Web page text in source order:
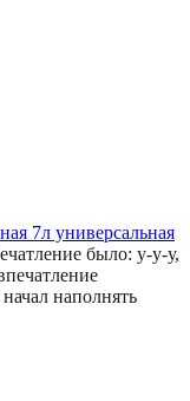
7л универсальная
было: у-у-у,
наполнять